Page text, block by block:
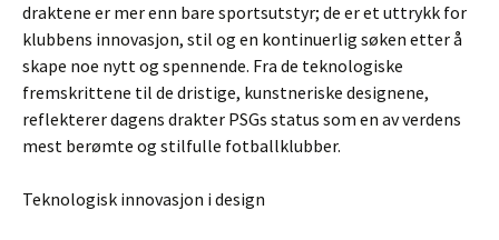
draktene er mer enn bare sportsutstyr; de er et uttrykk for
klubbens innovasjon, stil og en kontinuerlig søken etter å
skape noe nytt og spennende. Fra de teknologiske
fremskrittene til de dristige, kunstneriske designene,
reflekterer dagens drakter PSGs status som en av verdens
mest berømte og stilfulle fotballklubber.
Teknologisk innovasjon i design